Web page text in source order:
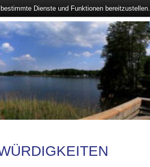
Dienste und Funktionen bereitzustellen.